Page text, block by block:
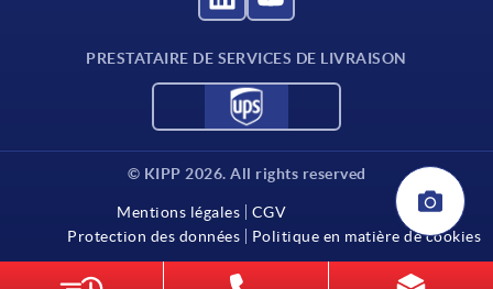
PRESTATAIRE DE SERVICES DE LIVRAISON
© KIPP 2026. All rights reserved
Mentions légales
CGV
Protection des données
Politique en matière de cookies